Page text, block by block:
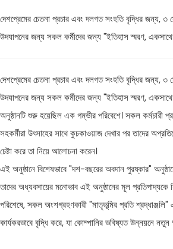
দেশপ্রেমের চেতনা প্রচার এবং দলগত সংহতি বৃদ্ধির জন্য, ৩
উদযাপনের জন্য সকল কর্মীদের জন্য "ইতিহাস স্মরণ,
দেশপ্রেমের চেতনা প্রচার এবং দলগত সংহতি বৃদ্ধির জন্য, ৩
উদযাপনের জন্য সকল কর্মীদের জন্য "ইতিহাস স্মরণ,
অনুষ্ঠানটি শুরু হয়েছিল এক গম্ভীর পরিবেশে। সকল কর্মচারী
সহকর্মীরা উৎসাহের সাথে কুচকাওয়াজ দেখার পর তাদের
চেষ্টা করে তা নিয়ে আলোচনা করেন।
এই অনুষ্ঠানে বিশেষভাবে "দশ-বছরের অবদান পুরষ্কার"
তাদের অধ্যবসায়ের মনোভাব এই অনুষ্ঠানের মূল প্রতিপাদ্যকে
পরিশেষে, সকল অংশগ্রহণকারী "মাতৃভূমির প্রতি
কার্যকরভাবে বৃদ্ধি করে, যা কোম্পানির ভবিষ্যত উন্নয়নে নতুন